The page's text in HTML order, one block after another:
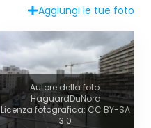
Aggiungi le tue foto
Autore della foto:
HaguardDuNord
Licenza fotografica: CC BY-SA
3.0